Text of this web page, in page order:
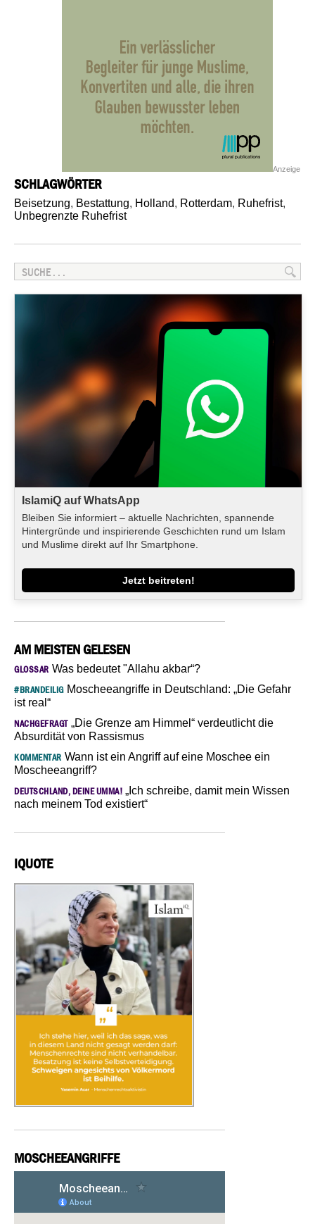
Anzeige
SCHLAGWÖRTER
Beisetzung, Bestattung, Holland, Rotterdam, Ruhefrist,
Unbegrenzte Ruhefrist
IslamiQ auf WhatsApp
Bleiben Sie informiert – aktuelle Nachrichten, spannende
Hintergründe und inspirierende Geschichten rund um Islam
und Muslime direkt auf Ihr Smartphone.
Jetzt beitreten!
AM MEISTEN GELESEN
GLOSSAR Was bedeutet "Allahu akbar“?
#BRANDEILIGMoscheeangriffe in Deutschland: „Die Gefahr
ist real“
NACHGEFRAGT„Die Grenze am Himmel“ verdeutlicht die
Absurdität von Rassismus
KOMMENTAR Wann ist ein Angriff auf eine Moschee ein
Moscheeangriff?
DEUTSCHLAND, DEINE UMMA! „Ich schreibe, damit mein Wissen
nach meinem Tod existiert“
IQUOTE
MOSCHEEANGRIFFE